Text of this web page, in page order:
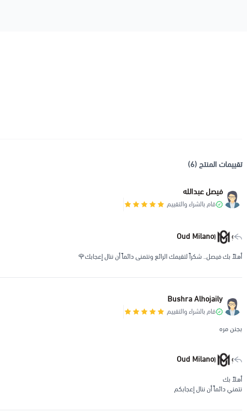
تقييمات المنتج (6)
فيصل عبدالله
قام بالشراء والتقييم
Oud Milano
أهلاً بك فيصل.. شكراً لتقيمك الرائع ونتمنى دائماً أن ننال إعجابك🌹
Bushra Alhojaily
قام بالشراء والتقييم
بجنن مره
Oud Milano
أهلاً بك
نتمني دائماً أن ننال إعجابكم